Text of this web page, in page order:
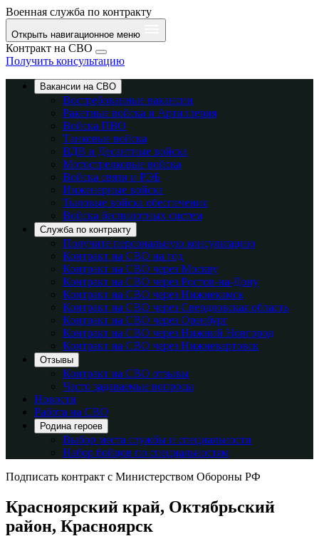
Военная служба по контракту
Открыть навигационное меню
Контракт на СВО
Получить консультацию
Вакансии на СВО
Востребованные вакансии
Ракетные войска и Артиллерия
Войска ПВО
Танковые войска
ВДВ и Десантные войска
Мотострелковые войска
Войска связи и РЭБ
Инженерные войска
Тыловые войска обеспечения
Войска беспилотных систем
Служба по контракту
Получите персональную консультацию
Контракт на СВО на год
Контракт на СВО через Москву
Контракт на СВО через Ростов-на-Дону
Контракт на СВО через Нижнекамск
Контракт на СВО через Свердловская область
Контракт на СВО через Оренбург
Контракт на СВО через Нижний Новгород
Контракт на СВО через Нижневартовск
Отзывы
Контракт на СВО отзывы
Часто задаваемые вопросы
Новости
Работа на СВО
Родина героев
Выбор места службы и специальности
Набор бойцов по специальностям
Подписать контракт с Министерством Обороны РФ
Красноярский край, Октябрьский
район, Красноярск